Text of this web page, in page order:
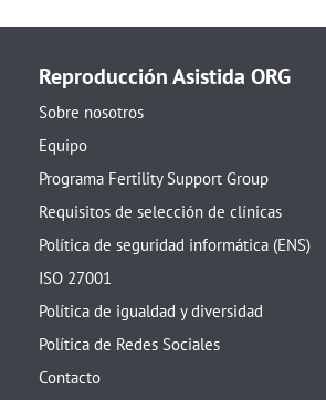
Reproducción Asistida ORG
Sobre nosotros
Equipo
Programa Fertility Support Group
Requisitos de selección de clínicas
Política de seguridad informática (ENS)
ISO 27001
Política de igualdad y diversidad
Política de Redes Sociales
Contacto